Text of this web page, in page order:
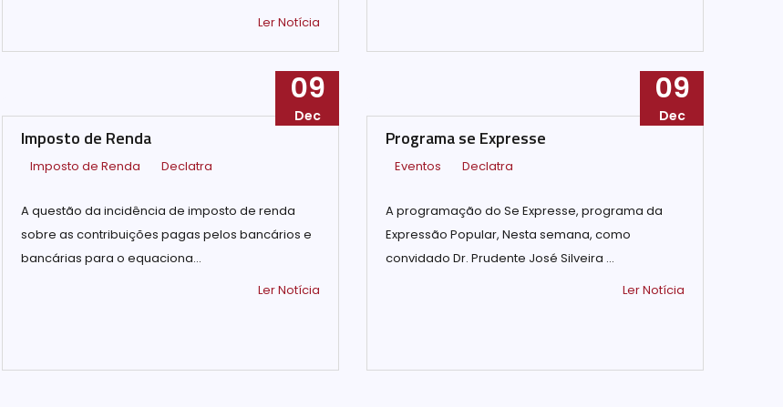
Ler Notícia
09
Dec
Imposto de Renda
Imposto de Renda Declatra
A questão da incidência de imposto de renda
sobre as contribuições pagas pelos bancários e
bancárias para o equaciona...
Ler Notícia
09
Dec
Programa se Expresse
Eventos Declatra
A programação do Se Expresse, programa da
Expressão Popular, Nesta semana, como
convidado Dr. Prudente José Silveira ...
Ler Notícia